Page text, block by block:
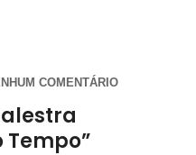
COMENTÁRIO